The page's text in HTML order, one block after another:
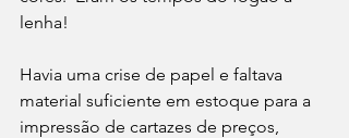
lenha!
Havia uma crise de papel e faltava
material suficiente em estoque para a
impressão de cartazes de preços,